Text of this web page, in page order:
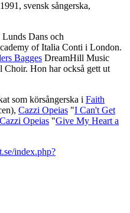
svensk sångerska,
Lunds Dans och
of Italia Conti i London.
Bagges DreamHill Music
Choir. Hon har också gett ut
som körsångerska i Faith
Cazzi Opeias "I Can't Get
Cazzi Opeias "Give My Heart a
index.php?